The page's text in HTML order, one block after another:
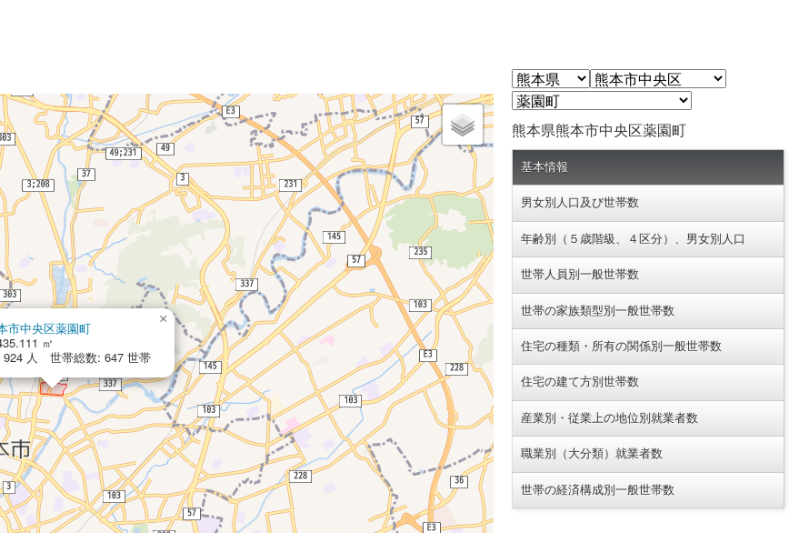
市中央区薬園町
㎡
924 人 世帯総数: 647 世帯
×
熊本県熊本市中央区薬園町
基本情報
男女別人口及び世帯数
年齢別（５歳階級、４区分）、男女別人口
世帯人員別一般世帯数
世帯の家族類型別一般世帯数
住宅の種類・所有の関係別一般世帯数
住宅の建て方別世帯数
産業別・従業上の地位別就業者数
職業別（大分類）就業者数
世帯の経済構成別一般世帯数